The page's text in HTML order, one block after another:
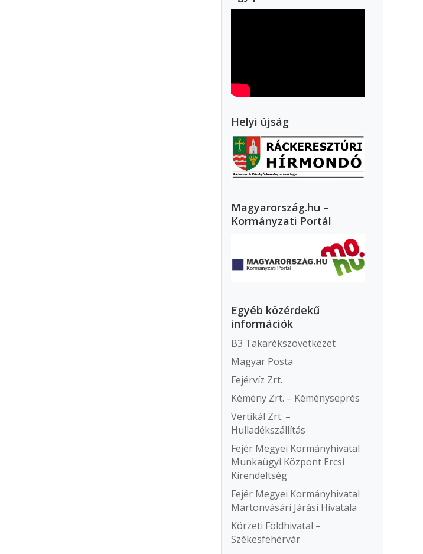
Helyi újság
Magyarország.hu –
Kormányzati Portál
Egyéb közérdekű
információk
B3 Takarékszövetkezet
Magyar Posta
Fejérvíz Zrt.
Kémény Zrt. – Kéményseprés
Vertikál Zrt. –
Hulladékszállítás
Fejér Megyei Kormányhivatal
Munkaügyi Központ Ercsi
Kirendeltség
Fejér Megyei Kormányhivatal
Martonvásári Járási Hivatala
Körzeti Földhivatal –
Székesfehérvár